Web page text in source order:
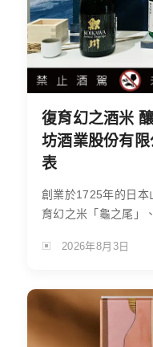
復育幻之酒米
坊酒業股份有
表
創業於1725年的日本
育幻之米「龜之尾」
2026年8月3日